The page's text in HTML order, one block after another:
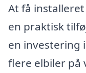
At få
en praktisk
en investering
flere elbiler på